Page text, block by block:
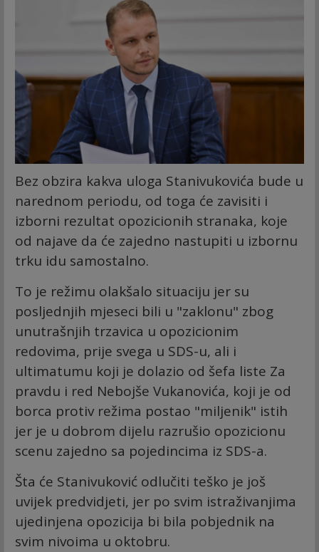
Bez obzira kakva uloga Stanivukovića bude u
narednom periodu, od toga će zavisiti i
izborni rezultat opozicionih stranaka, koje
od najave da će zajedno nastupiti u izbornu
trku idu samostalno.
To je režimu olakšalo situaciju jer su
posljednjih mjeseci bili u "zaklonu" zbog
unutrašnjih trzavica u opozicionim
redovima, prije svega u SDS-u, ali i
ultimatumu koji je dolazio od šefa liste Za
pravdu i red Nebojše Vukanovića, koji je od
borca protiv režima postao "miljenik" istih
jer je u dobrom dijelu razrušio opozicionu
scenu zajedno sa pojedincima iz SDS-a.
Šta će Stanivuković odlučiti teško je još
uvijek predvidjeti, jer po svim istraživanjima
ujedinjena opozicija bi bila pobjednik na
svim nivoima u oktobru.